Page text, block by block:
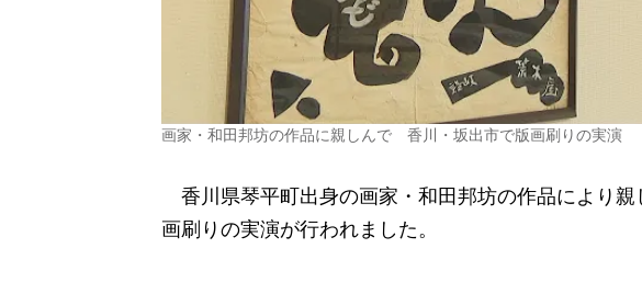
画家・和田邦坊の作品に親しんで 香川・坂出市で版画刷りの実演
香川県琴平町出身の画家・和田邦坊の作品により親
画刷りの実演が行われました。